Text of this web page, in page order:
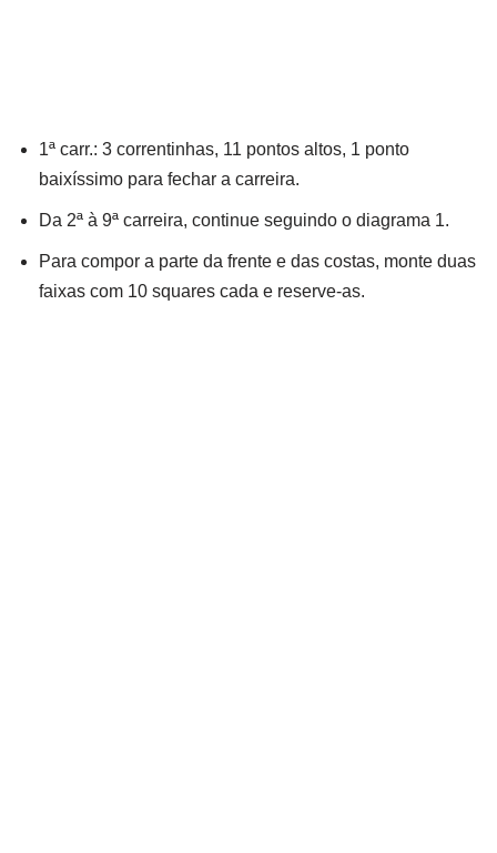
1ª carr.: 3 correntinhas, 11 pontos altos, 1 ponto
baixíssimo para fechar a carreira.
Da 2ª à 9ª carreira, continue seguindo o diagrama 1.
Para compor a parte da frente e das costas, monte duas
faixas com 10 squares cada e reserve-as.